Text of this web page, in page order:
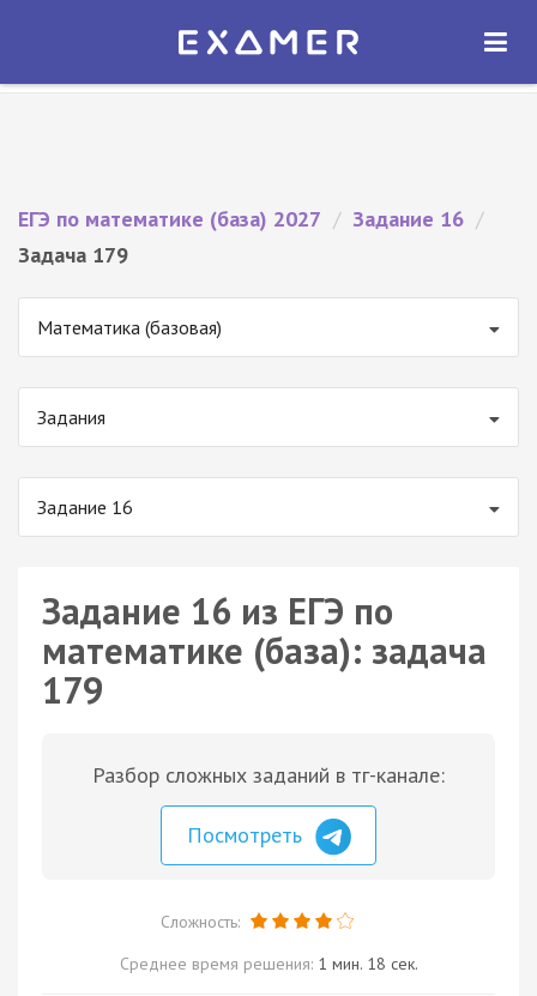
Экзамер — ЕГЭ 2027
ОТКРЫТЬ
ЕГЭ по математике (база) 2027 / Задание 16 /
Задача 179
Математика (базовая)
Задания
Задание 16
Задание 16 из ЕГЭ по
математике (база): задача
179
Разбор сложных заданий в тг-канале:
Посмотреть
Сложность:
Среднее время решения: 1 мин. 18 сек.